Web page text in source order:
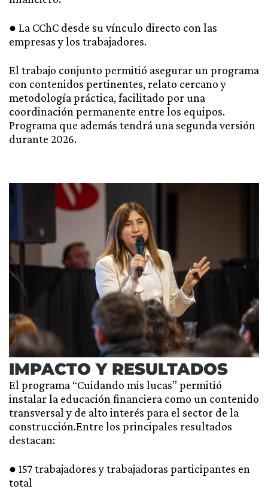
● La CChC desde su vínculo directo con las
empresas y los trabajadores.
El trabajo conjunto permitió asegurar un programa
con contenidos pertinentes, relato cercano y
metodología práctica, facilitado por una
coordinación permanente entre los equipos.
Programa que además tendrá una segunda versión
durante 2026.
IMPACTO Y RESULTADOS
El programa “Cuidando mis lucas” permitió
instalar la educación financiera como un contenido
transversal y de alto interés para el sector de la
construcción.Entre los principales resultados
destacan:
● 157 trabajadores y trabajadoras participantes en
total